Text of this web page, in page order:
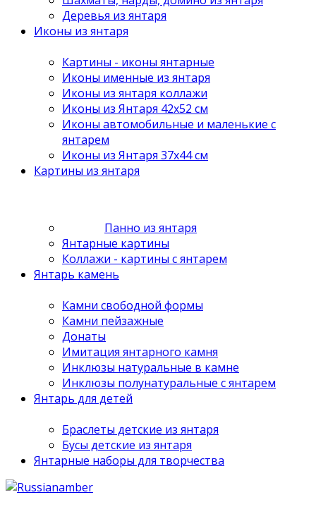
Деревья из янтаря
Иконы из янтаря
Картины - иконы янтарные
Иконы именные из янтаря
Иконы из янтаря коллажи
Иконы из Янтаря 42х52 см
Иконы автомобильные и маленькие с
янтарем
Иконы из Янтаря 37х44 см
Картины из янтаря
Панно из янтаря
Янтарные картины
Коллажи - картины с янтарем
Янтарь камень
Камни свободной формы
Камни пейзажные
Донаты
Имитация янтарного камня
Инклюзы натуральные в камне
Инклюзы полунатуральные с янтарем
Янтарь для детей
Браслеты детские из янтаря
Бусы детские из янтаря
Янтарные наборы для творчества